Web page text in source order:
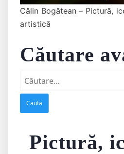
Călin Bogătean – Pictură,
artistică
Căutare
Caută
Pictură,